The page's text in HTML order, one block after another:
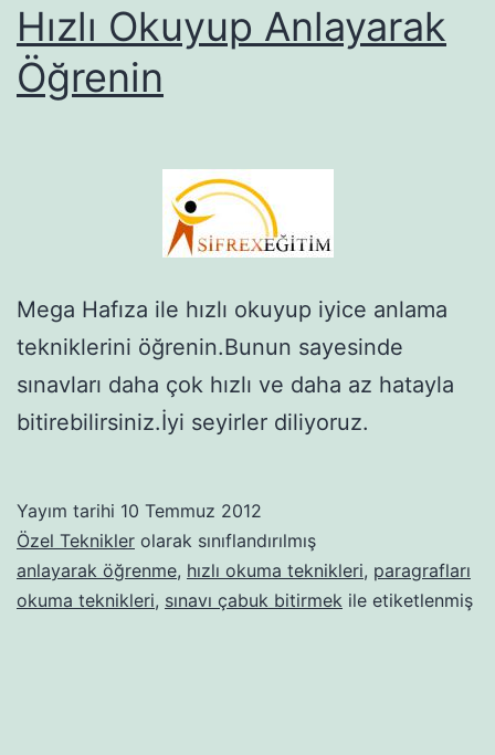
Hızlı Okuyup Anlayarak
Öğrenin
Mega Hafıza ile hızlı okuyup iyice anlama
tekniklerini öğrenin.Bunun sayesinde
sınavları daha çok hızlı ve daha az hatayla
bitirebilirsiniz.İyi seyirler diliyoruz.
Yayım tarihi 10 Temmuz 2012
Özel Teknikler olarak sınıflandırılmış
anlayarak öğrenme, hızlı okuma teknikleri, paragrafları
okuma teknikleri, sınavı çabuk bitirmek ile etiketlenmiş